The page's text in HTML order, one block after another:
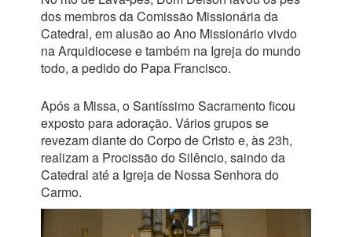
dos membros da Comissão Missionária da
Catedral, em alusão ao Ano Missionário vivdo
na Arquidiocese e também na Igreja do mundo
todo, a pedido do Papa Francisco.
Após a Missa, o Santíssimo Sacramento ficou
exposto para adoração. Vários grupos se
revezam diante do Corpo de Cristo e, às 23h,
realizam a Procissão do Silêncio, saindo da
Catedral até a Igreja de Nossa Senhora do
Carmo.